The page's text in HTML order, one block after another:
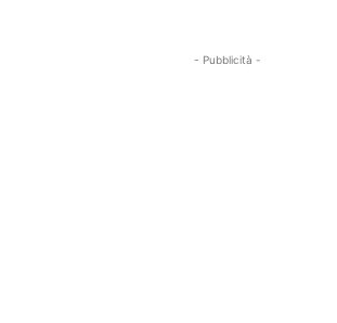
- Pubblicità -